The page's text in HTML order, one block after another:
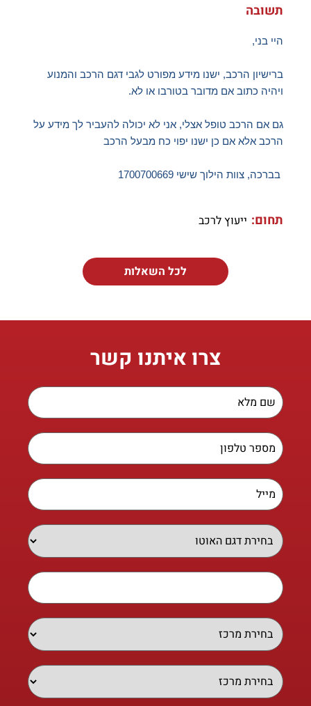
תשובה
היי בני,
ברישיון הרכב, ישנו מידע מפורט לגבי דגם הרכב והמנוע
ויהיה כתוב אם מדובר בטורבו או לא.
גם אם הרכב טופל אצלי, אני לא יכולה להעביר לך מידע על
הרכב אלא אם כן ישנו יפוי כח מבעל הרכב
בברכה, צוות הילוך שישי 1700700669
תחום: ייעוץ לרכב
לכל השאלות
צרו איתנו קשר